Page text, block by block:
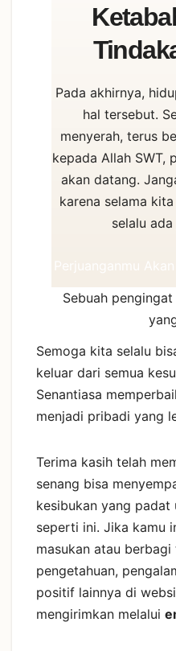
Pada akhirnya,
hal tersebut.
menyerah, terus
kepada Allah SWT,
akan datang.
karena selama
selalu
Perjuanganmu
Sebuah
Semoga kita selalu
keluar dari semua
Senantiasa
menjadi pribadi yang
Terima kasih telah
senang bisa
kesibukan yang
seperti ini. Jika kamu
masukan atau berbagi
pengetahuan,
positif lainnya di
mengirimkan melalui